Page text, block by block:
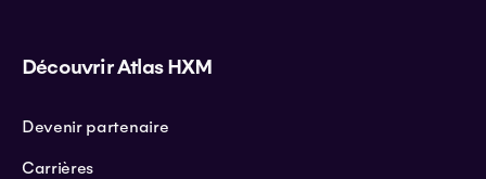
Découvrir Atlas HXM
Devenir partenaire
Carrières